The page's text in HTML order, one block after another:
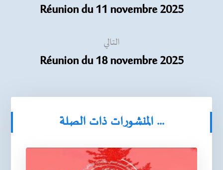
Réunion du 11 novembre 2025
التالي
Réunion du 18 novembre 2025
المنشورات ذات الصلة ...